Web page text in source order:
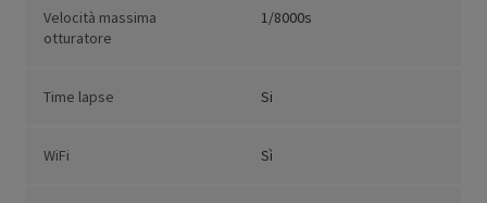
Velocità massima
otturatore
1/8000s
Time lapse Si
WiFi Sì